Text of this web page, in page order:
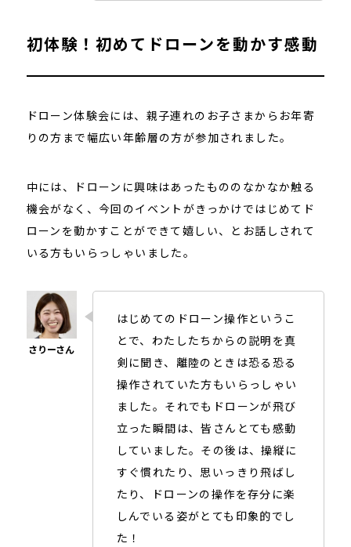
初体験！初めてドローンを動かす感動
ドローン体験会には、親子連れのお子さまからお年寄
りの方まで幅広い年齢層の方が参加されました。
中には、ドローンに興味はあったもののなかなか触る
機会がなく、今回のイベントがきっかけではじめてド
ローンを動かすことができて嬉しい、とお話しされて
いる方もいらっしゃいました。
はじめてのドローン操作というこ
とで、わたしたちからの説明を真
剣に聞き、離陸のときは恐る恐る
操作されていた方もいらっしゃい
ました。それでもドローンが飛び
立った瞬間は、皆さんとても感動
していました。その後は、操縦に
すぐ慣れたり、思いっきり飛ばし
たり、ドローンの操作を存分に楽
しんでいる姿がとても印象的でし
た！